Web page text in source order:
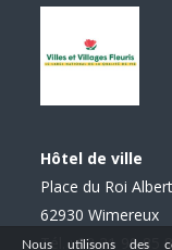
Hôtel de ville
Place du Roi
62930 Wimereux
Tél. : 03 21 99 85
Nous utilisons des